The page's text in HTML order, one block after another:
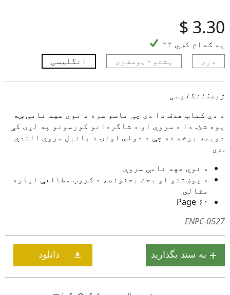
‎$ 3.30
۲۲ په ګدام کښي
انگلیسی
پشتو - یوسف‌زی دری
ژبه: انگلیسی
د دې کتاب هدف دا دی چې تاسو سره د نوي عهد نامې ښه
پوه شئ. دا د سروې او د شاگردانو کورسونو په لړۍ کې
دویمه برخه ده چې د دولس اونۍ د بائبل سروې الندې
دي.
د نوي عهد نامې سروې
د پوښتنو او بحث بحثونه، د ګروپ مطالعې لپاره
مثالي
۶۰ Page
ENPC-0527